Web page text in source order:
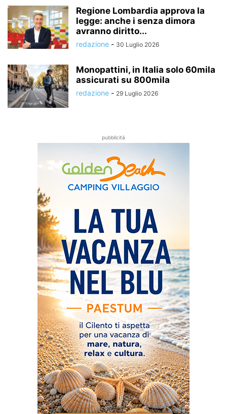
Regione Lombardia approva la
legge: anche i senza dimora
avranno diritto...
redazione - 30 Luglio 2026
Monopattini, in Italia solo 60mila
assicurati su 800mila
redazione - 29 Luglio 2026
pubblicità